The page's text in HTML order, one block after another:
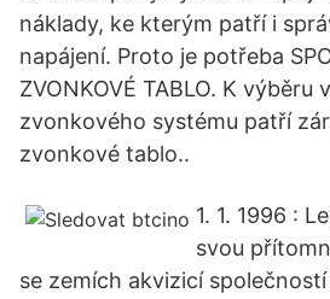
náklady, ke kterým patří i
napájení. Proto je potřeba
ZVONKOVÉ TABLO. K výběru
zvonkového systému patří
zvonkové tablo..
1. 1. 1996 :
svou
se zemích akvizicí společností